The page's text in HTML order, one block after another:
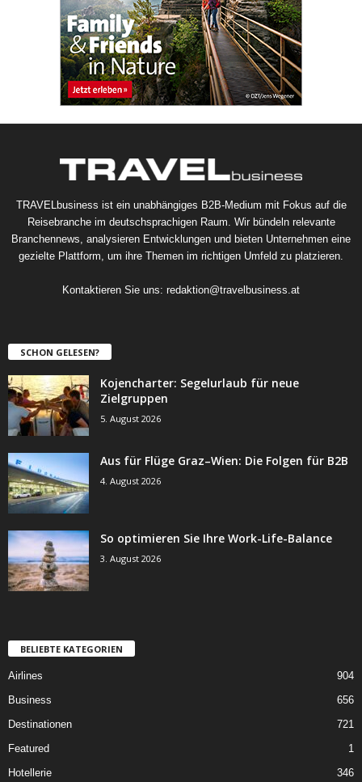
TRAVELbusiness ist ein unabhängiges B2B-Medium mit Fokus auf die
Reisebranche im deutschsprachigen Raum. Wir bündeln relevante
Branchennews, analysieren Entwicklungen und bieten Unternehmen eine
gezielte Plattform, um ihre Themen im richtigen Umfeld zu platzieren.
Kontaktieren Sie uns: redaktion@travelbusiness.at
SCHON GELESEN?
Kojencharter: Segelurlaub für neue
Zielgruppen
5. August 2026
Aus für Flüge Graz–Wien: Die Folgen für B2B
4. August 2026
So optimieren Sie Ihre Work-Life-Balance
3. August 2026
BELIEBTE KATEGORIEN
Airlines
904
Business
656
Destinationen
721
Featured
1
Hotellerie
346